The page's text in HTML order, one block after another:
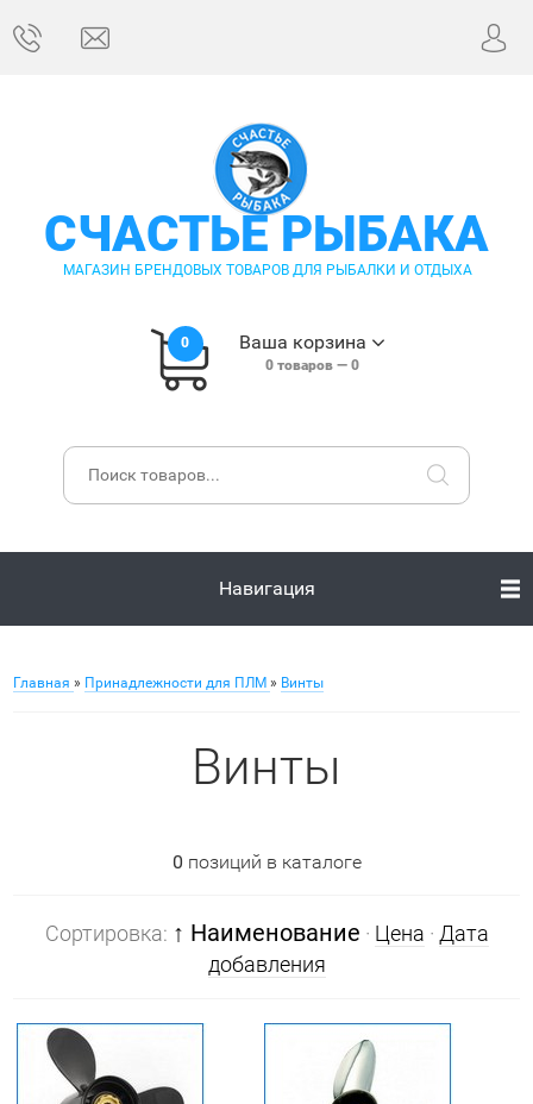
СЧАСТЬЕ РЫБАКА
МАГАЗИН БРЕНДОВЫХ ТОВАРОВ ДЛЯ РЫБАЛКИ И ОТДЫХА
0 Ваша корзина
0товаров — 0
Навигация
Главная » Принадлежности для ПЛМ » Винты
Винты
0 позиций в каталоге
Сортировка: ↑ Наименование · Цена · Дата
добавления